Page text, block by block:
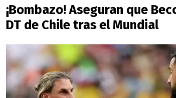
¡Bombazo! Aseguran que
DT de Chile tras el Mundial